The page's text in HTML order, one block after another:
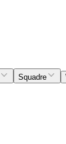
Squadre